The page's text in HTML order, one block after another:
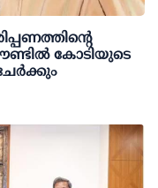
കോടിയുടെ